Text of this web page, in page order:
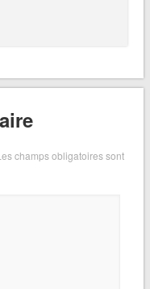
champs obligatoires sont